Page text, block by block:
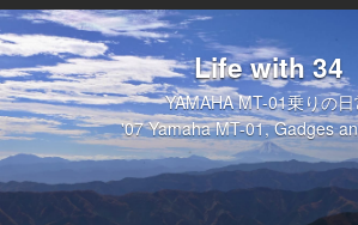
Life with 34
YAMAHA MT-01乗りの
'07 Yamaha MT-01, Gadges